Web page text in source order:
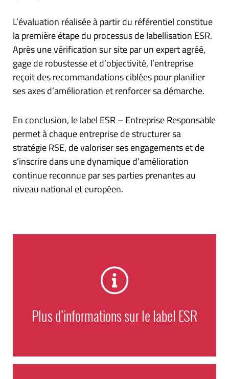
L’évaluation réalisée à partir du référentiel constitue
la première étape du processus de labellisation ESR.
Après une vérification sur site par un expert agréé,
gage de robustesse et d’objectivité, l’entreprise
reçoit des recommandations ciblées pour planifier
ses axes d’amélioration et renforcer sa démarche.
En conclusion, le label ESR – Entreprise Responsable
permet à chaque entreprise de structurer sa
stratégie RSE, de valoriser ses engagements et de
s’inscrire dans une dynamique d’amélioration
continue reconnue par ses parties prenantes au
niveau national et européen.
Plus d’informations sur le label ESR